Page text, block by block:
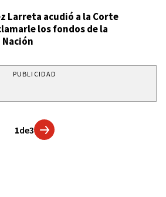
Larreta acudió a la Corte
los fondos de la
PUBLICIDAD
1de3